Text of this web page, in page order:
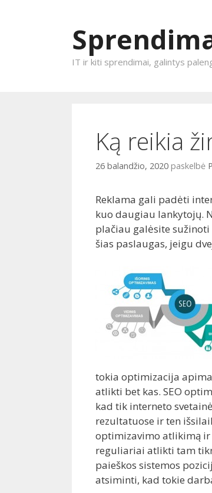
IT ir kiti sprendimai, galintys
Ką reikia
26 balandžio, 2020 paskelbė
Reklama gali padėti
kuo daugiau lankytojų.
plačiau galėsite
šias paslaugas, jeigu
tokia optimizacija
atlikti bet kas. SEO
kad tik interneto
rezultatuose ir ten
optimizavimo atlikimą ir
reguliariai atlikti tam
paieškos sistemos
atsiminti, kad tokie